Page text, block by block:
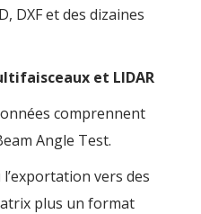
DXF et des dizaines
et LIDAR
comprennent
Angle Test.
vers des
plus un format